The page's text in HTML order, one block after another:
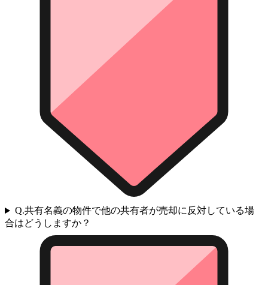
Q.共有名義の物件で他の共有者が売却に反対している場
合はどうしますか？